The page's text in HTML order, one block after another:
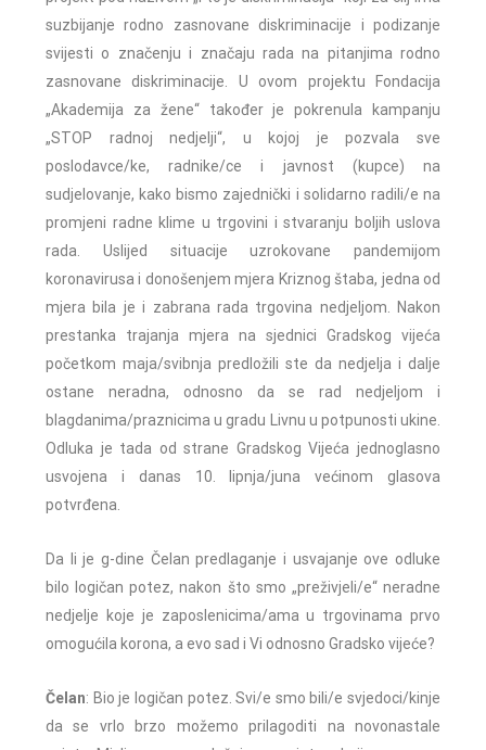
suzbijanje rodno zasnovane diskriminacije i podizanje
svijesti o značenju i značaju rada na pitanjima rodno
zasnovane diskriminacije. U ovom projektu Fondacija
„Akademija za žene“ također je pokrenula kampanju
„STOP radnoj nedjelji“, u kojoj je pozvala sve
poslodavce/ke, radnike/ce i javnost (kupce) na
sudjelovanje, kako bismo zajednički i solidarno radili/e na
promjeni radne klime u trgovini i stvaranju boljih uslova
rada. Uslijed situacije uzrokovane pandemijom
koronavirusa i donošenjem mjera Kriznog štaba, jedna od
mjera bila je i zabrana rada trgovina nedjeljom. Nakon
prestanka trajanja mjera na sjednici Gradskog vijeća
početkom maja/svibnja predložili ste da nedjelja i dalje
ostane neradna, odnosno da se rad nedjeljom i
blagdanima/praznicima u gradu Livnu u potpunosti ukine.
Odluka je tada od strane Gradskog Vijeća jednoglasno
usvojena i danas 10. lipnja/juna većinom glasova
potvrđena.
Da li je g-dine Čelan predlaganje i usvajanje ove odluke
bilo logičan potez, nakon što smo „preživjeli/e“ neradne
nedjelje koje je zaposlenicima/ama u trgovinama prvo
omogućila korona, a evo sad i Vi odnosno Gradsko vijeće?
Čelan: Bio je logičan potez. Svi/e smo bili/e svjedoci/kinje
da se vrlo brzo možemo prilagoditi na novonastale